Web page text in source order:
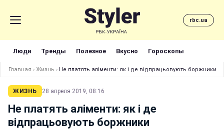
rbc.ua
Люди Тренды Полезное Вкусно Гороскопы
Главная › Жизнь › Не платять аліменти: як і де відпрацьовують боржники
ЖИЗНЬ 28 апреля 2019, 08:16
Не платять аліменти: як і де
відпрацьовують боржники